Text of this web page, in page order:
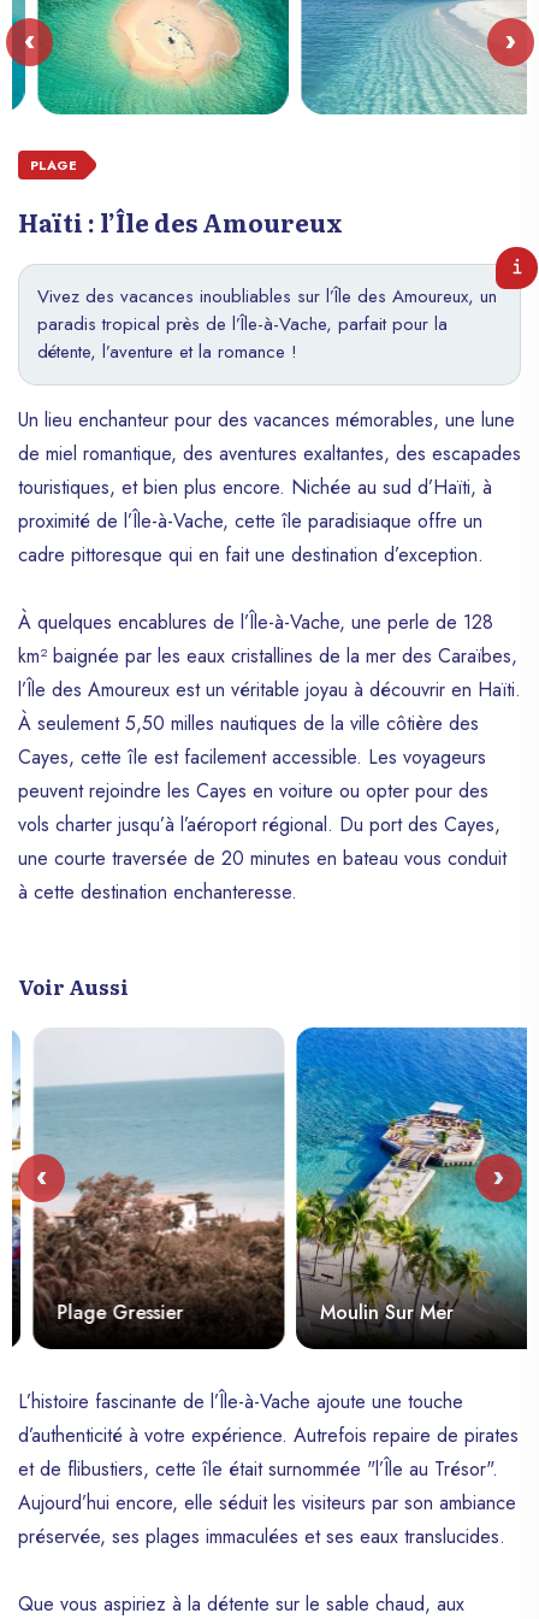
‹ ›
PLAGE
Haïti : l’Île des Amoureux
Vivez des vacances inoubliables sur l’Île des Amoureux, un
paradis tropical près de l’Île-à-Vache, parfait pour la
détente, l’aventure et la romance !
Un lieu enchanteur pour des vacances mémorables, une lune
de miel romantique, des aventures exaltantes, des escapades
touristiques, et bien plus encore. Nichée au sud d’Haïti, à
proximité de l’Île-à-Vache, cette île paradisiaque offre un
cadre pittoresque qui en fait une destination d’exception.
À quelques encablures de l’Île-à-Vache, une perle de 128
km² baignée par les eaux cristallines de la mer des Caraïbes,
l’Île des Amoureux est un véritable joyau à découvrir en Haïti.
À seulement 5,50 milles nautiques de la ville côtière des
Cayes, cette île est facilement accessible. Les voyageurs
peuvent rejoindre les Cayes en voiture ou opter pour des
vols charter jusqu’à l’aéroport régional. Du port des Cayes,
une courte traversée de 20 minutes en bateau vous conduit
à cette destination enchanteresse.
Voir Aussi
Plage Gressier Moulin Sur Mer
‹ ›
L’histoire fascinante de l’Île-à-Vache ajoute une touche
d’authenticité à votre expérience. Autrefois repaire de pirates
et de flibustiers, cette île était surnommée "l’Île au Trésor".
Aujourd’hui encore, elle séduit les visiteurs par son ambiance
préservée, ses plages immaculées et ses eaux translucides.
Que vous aspiriez à la détente sur le sable chaud, aux